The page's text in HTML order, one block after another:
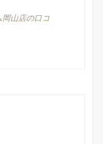
山店の口コ